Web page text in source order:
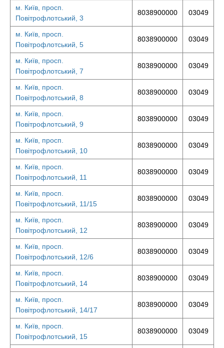
м. Київ, просп.
Повітрофлотський, 3
8038900000 03049
м. Київ, просп.
Повітрофлотський, 5
8038900000 03049
м. Київ, просп.
Повітрофлотський, 7
8038900000 03049
м. Київ, просп.
Повітрофлотський, 8
8038900000 03049
м. Київ, просп.
Повітрофлотський, 9
8038900000 03049
м. Київ, просп.
Повітрофлотський, 10
8038900000 03049
м. Київ, просп.
Повітрофлотський, 11
8038900000 03049
м. Київ, просп.
Повітрофлотський, 11/15
8038900000 03049
м. Київ, просп.
Повітрофлотський, 12
8038900000 03049
м. Київ, просп.
Повітрофлотський, 12/6
8038900000 03049
м. Київ, просп.
Повітрофлотський, 14
8038900000 03049
м. Київ, просп.
Повітрофлотський, 14/17
8038900000 03049
м. Київ, просп.
Повітрофлотський, 15
8038900000 03049